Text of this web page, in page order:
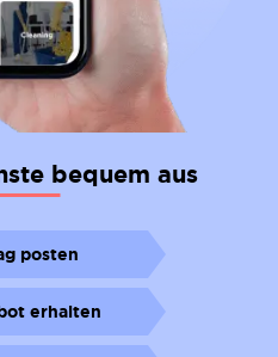
bequem aus
posten
erhalten